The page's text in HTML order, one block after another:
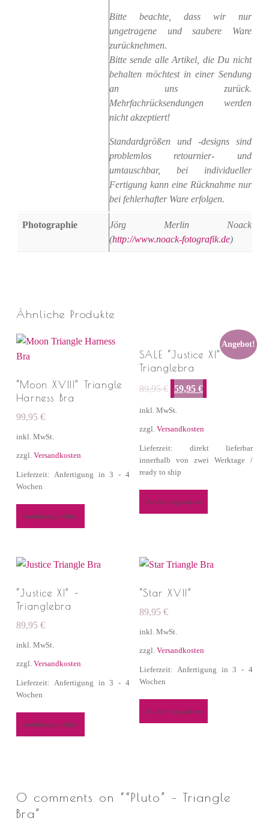
Bitte beachte, dass wir nur
ungetragene und saubere Ware
zurücknehmen.
Bitte sende alle Artikel, die Du nicht
behalten möchtest in einer Sendung
an uns zurück.
Mehrfachrücksendungen werden
nicht akzeptiert!
Standardgrößen und -designs sind
problemlos retournier- und
umtauschbar, bei individueller
Fertigung kann eine Rücknahme nur
bei fehlerhafter Ware erfolgen.
Photographie
Jörg Merlin Noack
(http://www.noack-fotografik.de)
Ähnliche Produkte
“Moon XVIII” Triangle
Harness Bra
99,95 €
inkl. MwSt.
zzgl. Versandkosten
Lieferzeit: Anfertigung in 3 - 4
Wochen
Ausführung wählen
Angebot!
SALE “Justice XI” –
Trianglebra
89,95€
Ursprünglicher Preis war: 89,95 €
59,95 €
Aktueller Preis ist: 59,95 €.
inkl. MwSt.
zzgl. Versandkosten
Lieferzeit: direkt lieferbar
innerhalb von zwei Werktage /
ready to ship
Ausführung wählen
“Justice XI” –
Trianglebra
89,95 €
inkl. MwSt.
zzgl. Versandkosten
Lieferzeit: Anfertigung in 3 - 4
Wochen
Ausführung wählen
“Star XVII”
89,95 €
inkl. MwSt.
zzgl. Versandkosten
Lieferzeit: Anfertigung in 3 - 4
Wochen
Ausführung wählen
0 comments on “ “Pluto” – Triangle
Bra”